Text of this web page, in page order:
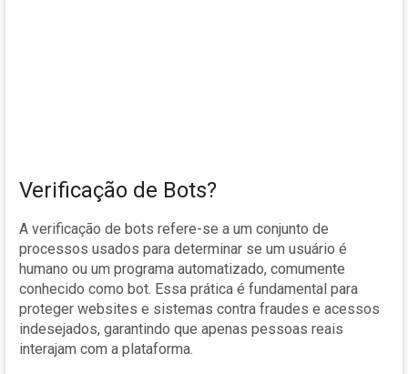
Verificação de Bots?
A verificação de bots refere-se a um conjunto de
processos usados para determinar se um usuário é
humano ou um programa automatizado, comumente
conhecido como bot. Essa prática é fundamental para
proteger websites e sistemas contra fraudes e acessos
indesejados, garantindo que apenas pessoas reais
interajam com a plataforma.